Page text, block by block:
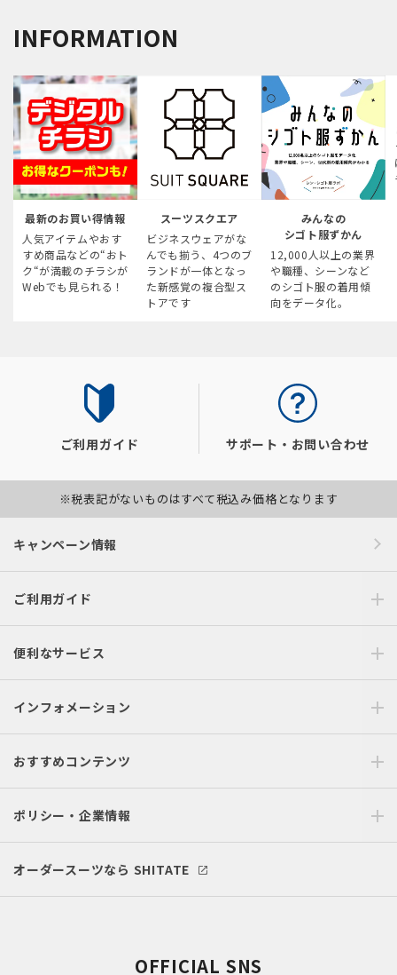
INFORMATION
最新のお買い得情報
人気アイテムやおす
すめ商品などの“おト
ク“が満載のチラシが
Webでも見られる！
スーツスクエア
ビジネスウェアがな
んでも揃う、4つのブ
ランドが一体となっ
た新感覚の複合型ス
トアです
みんなの
シゴト服ずかん
12,000人以上の業界
や職種、シーンなど
のシゴト服の着用傾
向をデータ化。
ご利用ガイド サポート・お問い合わせ
※税表記がないものはすべて税込み価格となります
キャンペーン情報
ご利用ガイド
便利なサービス
インフォメーション
おすすめコンテンツ
ポリシー・企業情報
オーダースーツなら SHITATE
OFFICIAL SNS